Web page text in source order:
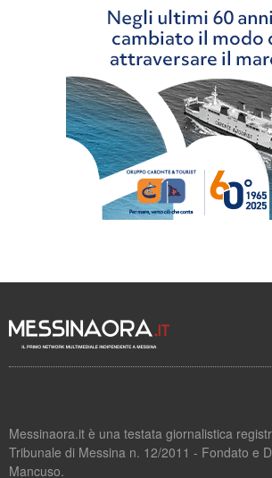
Messinaora.it è una testata giornalistica
Tribunale di Messina n. 12/2011 - Fondato e
Mancuso.